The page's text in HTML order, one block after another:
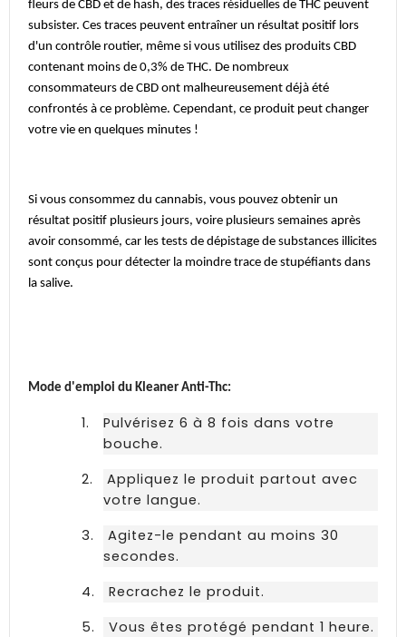
fleurs de CBD et de hash, des traces résiduelles de THC peuvent
subsister. Ces traces peuvent entraîner un résultat positif lors
d'un contrôle routier, même si vous utilisez des produits CBD
contenant moins de 0,3% de THC. De nombreux
consommateurs de CBD ont malheureusement déjà été
confrontés à ce problème. Cependant, ce produit peut changer
votre vie en quelques minutes !
Si vous consommez du cannabis, vous pouvez obtenir un
résultat positif plusieurs jours, voire plusieurs semaines après
avoir consommé, car les tests de dépistage de substances illicites
sont conçus pour détecter la moindre trace de stupéfiants dans
la salive.
Mode d'emploi du Kleaner Anti-Thc:
1.
Pulvérisez 6 à 8 fois dans votre
bouche.
2.
Appliquez le produit partout avec
votre langue.
3.
Agitez-le pendant au moins 30
secondes.
4.
Recrachez le produit.
5.
Vous êtes protégé pendant 1 heure.